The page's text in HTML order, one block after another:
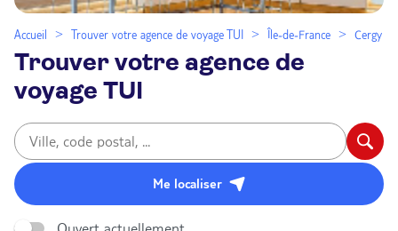
Accueil Trouver votre agence de voyage TUI Île-de-France Cergy
Trouver votre agence de
voyage TUI
Me localiser